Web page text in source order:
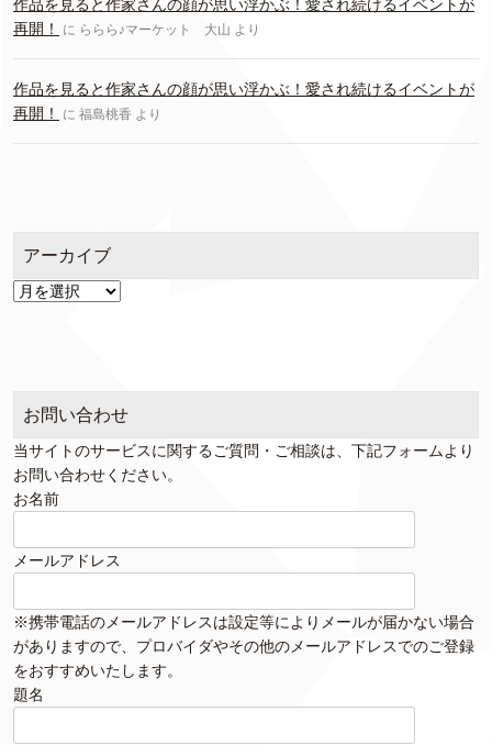
作品を見ると作家さんの顔が思い浮かぶ！愛され続けるイベントが
再開！
に ららら♪マーケット 大山 より
作品を見ると作家さんの顔が思い浮かぶ！愛され続けるイベントが
再開！
に 福島桃香 より
アーカイブ
ア
お問い合わせ
当サイトのサービスに関するご質問・ご相談は、下記フォームより
お問い合わせください。
お名前
メールアドレス
※携帯電話のメールアドレスは設定等によりメールが届かない場合
がありますので、プロバイダやその他のメールアドレスでのご登録
をおすすめいたします。
題名